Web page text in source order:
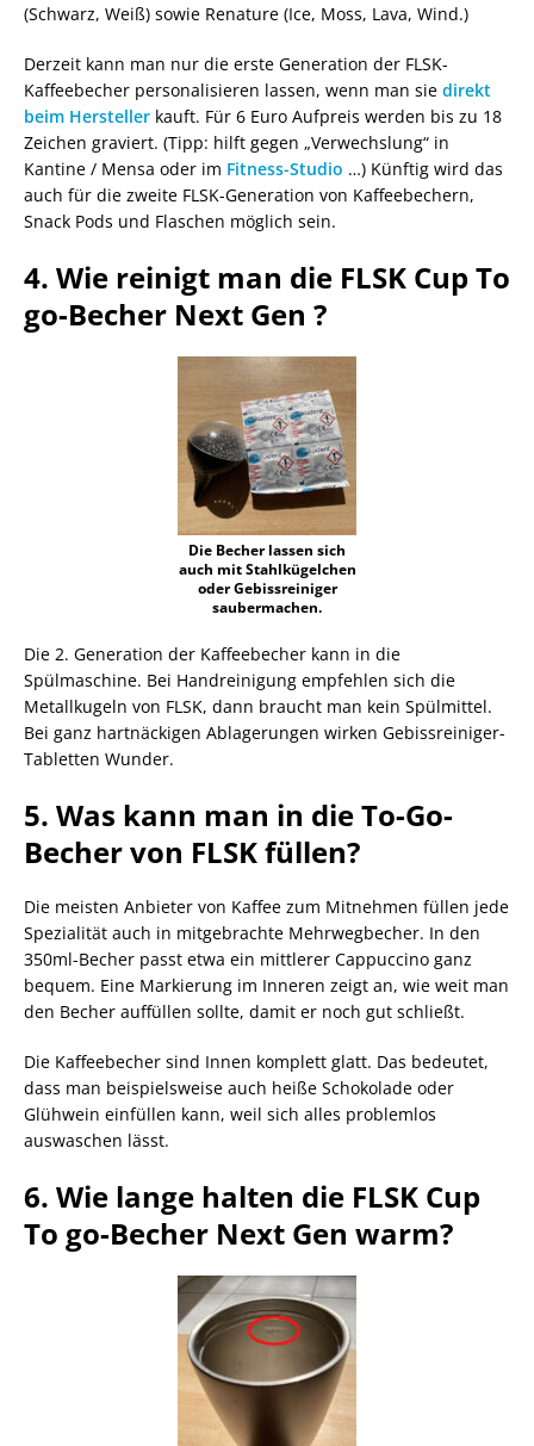
(Schwarz, Weiß) sowie Renature (Ice, Moss, Lava, Wind.)
Derzeit kann man nur die erste Generation der FLSK-
Kaffeebecher personalisieren lassen, wenn man sie direkt
beim Hersteller kauft. Für 6 Euro Aufpreis werden bis zu 18
Zeichen graviert. (Tipp: hilft gegen „Verwechslung“ in
Kantine / Mensa oder im Fitness-Studio …) Künftig wird das
auch für die zweite FLSK-Generation von Kaffeebechern,
Snack Pods und Flaschen möglich sein.
4. Wie reinigt man die FLSK Cup To
go-Becher Next Gen ?
Die Becher lassen sich
auch mit Stahlkügelchen
oder Gebissreiniger
saubermachen.
Die 2. Generation der Kaffeebecher kann in die
Spülmaschine. Bei Handreinigung empfehlen sich die
Metallkugeln von FLSK, dann braucht man kein Spülmittel.
Bei ganz hartnäckigen Ablagerungen wirken Gebissreiniger-
Tabletten Wunder.
5. Was kann man in die To-Go-
Becher von FLSK füllen?
Die meisten Anbieter von Kaffee zum Mitnehmen füllen jede
Spezialität auch in mitgebrachte Mehrwegbecher. In den
350ml-Becher passt etwa ein mittlerer Cappuccino ganz
bequem. Eine Markierung im Inneren zeigt an, wie weit man
den Becher auffüllen sollte, damit er noch gut schließt.
Die Kaffeebecher sind Innen komplett glatt. Das bedeutet,
dass man beispielsweise auch heiße Schokolade oder
Glühwein einfüllen kann, weil sich alles problemlos
auswaschen lässt.
6. Wie lange halten die FLSK Cup
To go-Becher Next Gen warm?